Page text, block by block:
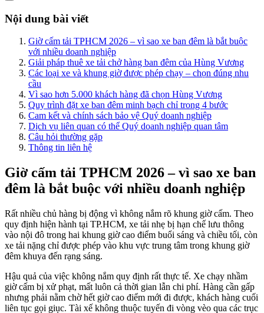
Nội dung bài viết
Giờ cấm tải TPHCM 2026 – vì sao xe ban đêm là bắt buộc
với nhiều doanh nghiệp
Giải pháp thuê xe tải chở hàng ban đêm của Hùng Vương
Các loại xe và khung giờ được phép chạy – chọn đúng nhu
cầu
Vì sao hơn 5.000 khách hàng đã chọn Hùng Vương
Quy trình đặt xe ban đêm minh bạch chỉ trong 4 bước
Cam kết và chính sách bảo vệ Quý doanh nghiệp
Dịch vụ liên quan có thể Quý doanh nghiệp quan tâm
Câu hỏi thường gặp
Thông tin liên hệ
Giờ cấm tải TPHCM 2026 – vì sao xe ban
đêm là bắt buộc với nhiều doanh nghiệp
Rất nhiều chủ hàng bị động vì không nắm rõ khung giờ cấm. Theo
quy định hiện hành tại TP.HCM, xe tải nhẹ bị hạn chế lưu thông
vào nội đô trong hai khung giờ cao điểm buổi sáng và chiều tối, còn
xe tải nặng chỉ được phép vào khu vực trung tâm trong khung giờ
đêm khuya đến rạng sáng.
Hậu quả của việc không nắm quy định rất thực tế. Xe chạy nhầm
giờ cấm bị xử phạt, mất luôn cả thời gian lẫn chi phí. Hàng cần gấp
nhưng phải nằm chờ hết giờ cao điểm mới đi được, khách hàng cuối
liên tục gọi giục. Tài xế không thuộc tuyến đi vòng vèo qua các trục